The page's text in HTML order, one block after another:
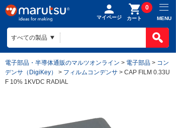
マイページ カート
0
MENU
電子部品・半導体通販のマルツオンライン > 電子部品 > コン
デンサ（DigiKey）
> フィルムコンデンサ > CAP FILM 0.33U
F 10% 1KVDC RADIAL